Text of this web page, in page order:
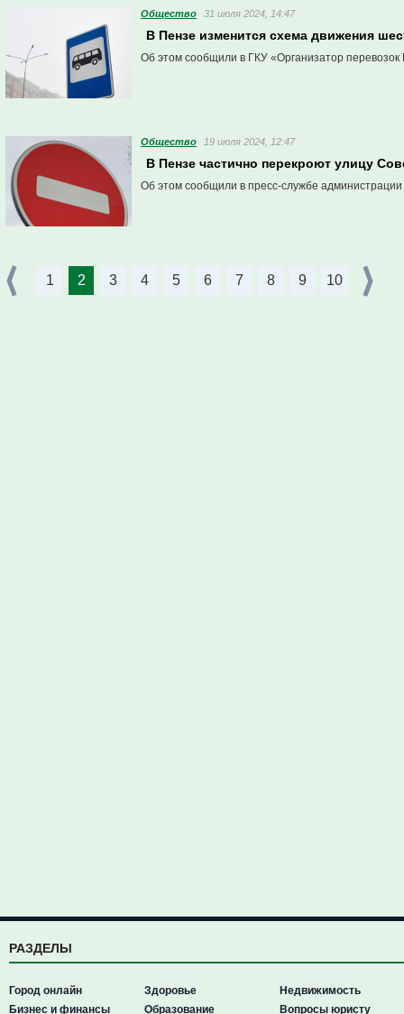
Общество 31 июля 2024, 14:47
В Пензе изменится схема движения
Об этом сообщили в ГКУ «Организатор перевозок
Общество 19 июля 2024, 12:47
В Пензе частично перекроют улицу
Об этом сообщили в пресс-службе
1 2 3 4 5 6 7 8 9 10
РАЗДЕЛЫ
Город онлайн
Бизнес и финансы
Здоровье
Образование
Недвижимость
Вопросы юристу